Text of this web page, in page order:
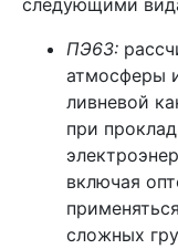
следующими
ПЭ63:
атмосферы
ливневой
при
включая
сложных